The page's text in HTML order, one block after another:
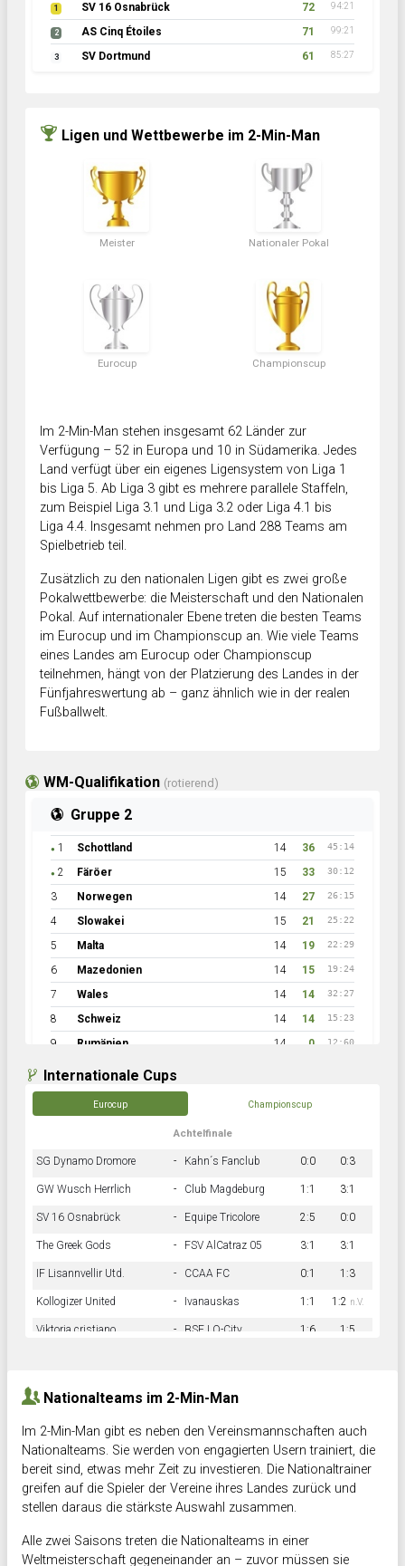
1 SV 16 Osnabrück 72 94:21
2 AS Cinq Étoiles 71 99:21
3 SV Dortmund 61 85:27
Ligen und Wettbewerbe im 2-Min-Man
Meister Nationaler Pokal
Eurocup Championscup
Im 2-Min-Man stehen insgesamt 62 Länder zur
Verfügung – 52 in Europa und 10 in Südamerika. Jedes
Land verfügt über ein eigenes Ligensystem von Liga 1
bis Liga 5. Ab Liga 3 gibt es mehrere parallele Staffeln,
zum Beispiel Liga 3.1 und Liga 3.2 oder Liga 4.1 bis
Liga 4.4. Insgesamt nehmen pro Land 288 Teams am
Spielbetrieb teil.
Zusätzlich zu den nationalen Ligen gibt es zwei große
Pokalwettbewerbe: die Meisterschaft und den Nationalen
Pokal. Auf internationaler Ebene treten die besten Teams
im Eurocup und im Championscup an. Wie viele Teams
eines Landes am Eurocup oder Championscup
teilnehmen, hängt von der Platzierung des Landes in der
Fünfjahreswertung ab – ganz ähnlich wie in der realen
Fußballwelt.
WM-Qualifikation (rotierend)
Gruppe 2
● 1 Schottland 14 36 45:14
● 2 Färöer 15 33 30:12
3 Norwegen 14 27 26:15
4 Slowakei 15 21 25:22
5 Malta 14 19 22:29
6 Mazedonien 14 15 19:24
7 Wales 14 14 32:27
8 Schweiz 14 14 15:23
9 Rumänien 14 0 12:60
Internationale Cups
Eurocup Championscup
Achtelfinale
SG Dynamo Dromore - Kahn´s Fanclub 0:0 0:3
GW Wusch Herrlich - Club Magdeburg 1:1 3:1
SV 16 Osnabrück - Equipe Tricolore 2:5 0:0
The Greek Gods - FSV AlCatraz 05 3:1 3:1
IF Lisannvellir Utd. - CCAA FC 0:1 1:3
Kollogizer United - Ivanauskas 1:1 1:2 n.V.
Viktoria cristiano - BSF LO-City 1:6 1:5
Nationalteams im 2-Min-Man
Im 2-Min-Man gibt es neben den Vereinsmannschaften auch
Nationalteams. Sie werden von engagierten Usern trainiert, die
bereit sind, etwas mehr Zeit zu investieren. Die Nationaltrainer
greifen auf die Spieler der Vereine ihres Landes zurück und
stellen daraus die stärkste Auswahl zusammen.
Alle zwei Saisons treten die Nationalteams in einer
Weltmeisterschaft gegeneinander an – zuvor müssen sie